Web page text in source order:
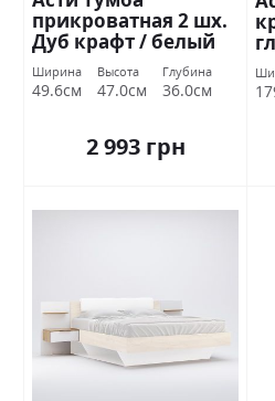
прикроватная 2 шх.
Дуб крафт / белый
глянец Миромарк
Ширина
49.6см
Высота
47.0см
Глубина
36.0см
2 993 грн